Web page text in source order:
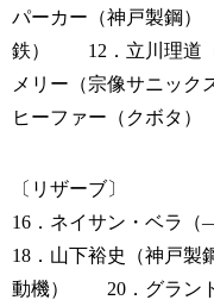
パーカー（神戸製鋼
鉄） 12．立川理道
メリー（宗像サニッ
ヒーファー（クボタ
〔リザーブ〕
16．ネイサン・ベ
18．山下裕史（神戸
動機） 20．グラン